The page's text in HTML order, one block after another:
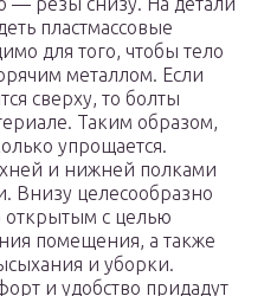
пластмассовые
для того, чтобы тело
металлом. Если
сверху, то болты
Таким образом,
упрощается.
и нижней полками
Внизу целесообразно
открытым с целью
помещения, а также
и уборки.
и удобство придадут